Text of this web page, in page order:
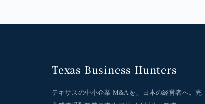
Texas Business Hunters
テキサスの中小企業 M&A を、日本の経営者へ。完